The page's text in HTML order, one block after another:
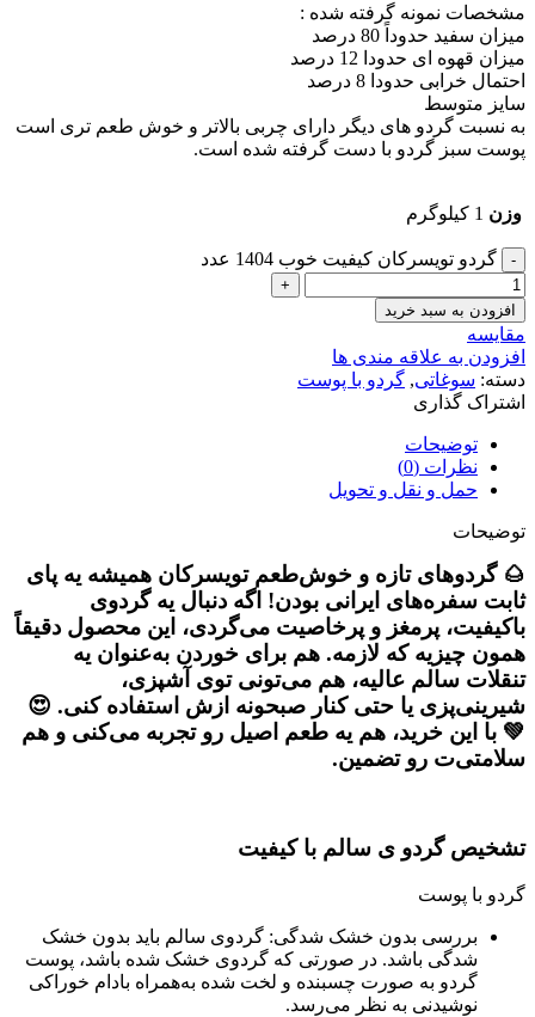
مشخصات نمونه گرفته شده :
میزان سفید حدوداً 80 درصد
میزان قهوه ای حدودا 12 درصد
احتمال خرابی حدودا 8 درصد
سایز متوسط
به نسبت گردو های دیگر دارای چربی بالاتر و خوش طعم تری است
پوست سبز گردو با دست گرفته شده است.
وزن 1 کیلوگرم
گردو تویسرکان کیفیت خوب 1404 عدد
افزودن به سبد خرید
مقایسه
افزودن به علاقه مندی ها
دسته: سوغاتی, گردو با پوست
اشتراک گذاری
توضیحات
نظرات (0)
حمل و نقل و تحویل
توضیحات
🌰 گردوهای تازه و خوش‌طعم تویسرکان همیشه یه پای
ثابت سفره‌های ایرانی بودن! اگه دنبال یه گردوی
باکیفیت، پرمغز و پرخاصیت می‌گردی، این محصول دقیقاً
همون چیزیه که لازمه. هم برای خوردن به‌عنوان یه
تنقلات سالم عالیه، هم می‌تونی توی آشپزی،
شیرینی‌پزی یا حتی کنار صبحونه ازش استفاده کنی. 😍
💚 با این خرید، هم یه طعم اصیل رو تجربه می‌کنی و هم
سلامتی‌ت رو تضمین.
تشخیص گردو ی سالم با کیفیت
گردو با پوست
بررسی بدون خشک شدگی: گردوی سالم باید بدون خشک
شدگی باشد. در صورتی که گردوی خشک شده باشد، پوست
گردو به صورت چسبنده و لخت شده به‌همراه بادام خوراکی
نوشیدنی به نظر می‌رسد.